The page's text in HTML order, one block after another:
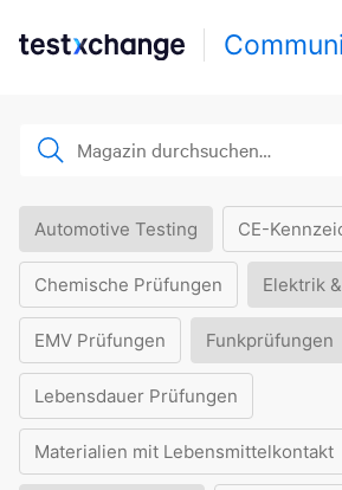
Automotive Testing CE-
Chemische Prüfungen Elektrik
EMV Prüfungen Funkprüfungen
Lebensdauer Prüfungen
Materialien mit Lebensmittelkontakt